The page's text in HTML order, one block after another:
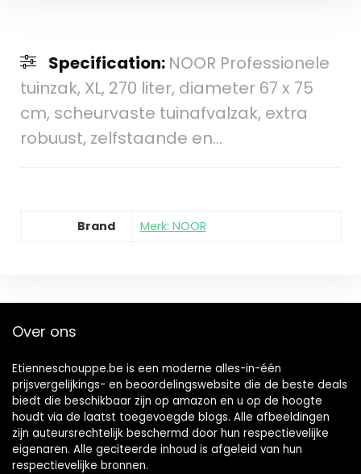
Specification: NOOR Professionele
tuinzak, XL, 270 liter, diameter 67 x 75
cm, scheurvaste tuinafvalzak, extra
robuust, zelfstaande en…
Brand Merk: NOOR
Over ons
Etienneschouppe.be is een moderne alles-in-één
prijsvergelijkings- en beoordelingswebsite die de beste deals
biedt die beschikbaar zijn op amazon en u op de hoogte
houdt via de laatst toegevoegde blogs. Alle afbeeldingen
zijn auteursrechtelijk beschermd door hun respectievelijke
eigenaren. Alle geciteerde inhoud is afgeleid van hun
respectievelijke bronnen.